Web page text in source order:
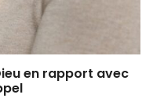
en rapport avec